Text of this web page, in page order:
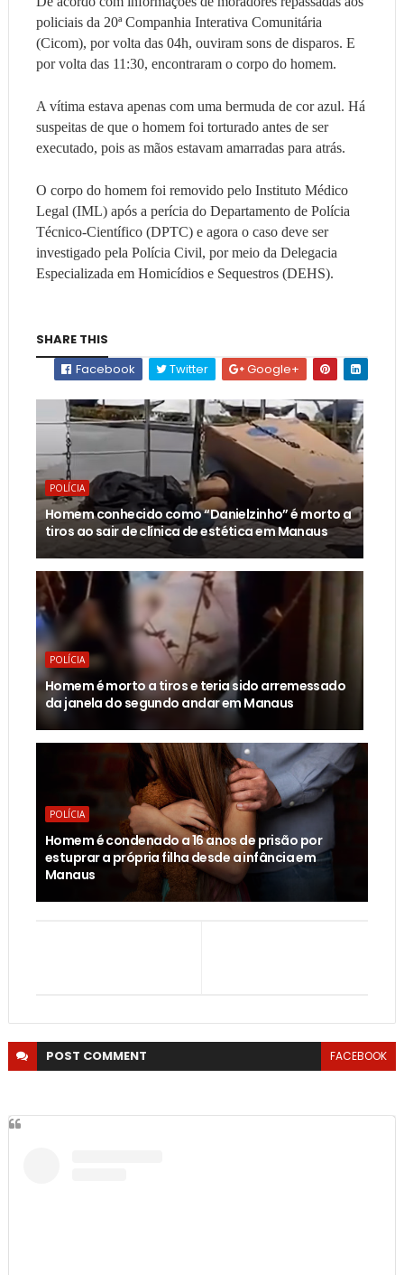
policiais da 20ª Companhia Interativa Comunitária
(Cicom), por volta das 04h, ouviram sons de disparos. E
por volta das 11:30, encontraram o corpo do homem.
A vítima estava apenas com uma bermuda de cor azul. Há
suspeitas de que o homem foi torturado antes de ser
executado, pois as mãos estavam amarradas para atrás.
O corpo do homem foi removido pelo Instituto Médico
Legal (IML) após a perícia do Departamento de Polícia
Técnico-Científico (DPTC) e agora o caso deve ser
investigado pela Polícia Civil, por meio da Delegacia
Especializada em Homicídios e Sequestros (DEHS).
SHARE THIS
Facebook
Twitter Google+
POLÍCIA
Homem conhecido como “Danielzinho” é morto a
tiros ao sair de clínica de estética em Manaus
POLÍCIA
Homem é morto a tiros e teria sido arremessado
da janela do segundo andar em Manaus
POLÍCIA
Homem é condenado a 16 anos de prisão por
estuprar a própria filha desde a infância em
Manaus
POST COMMENT FACEBOOK